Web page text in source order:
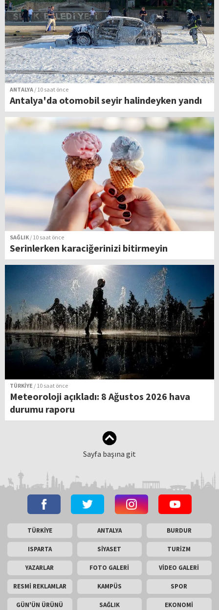
ANTALYA / 10 saat önce
Antalya'da otomobil seyir halindeyken yandı
SAĞLIK/ 10 saat önce
Serinlerken karaciğerinizi bitirmeyin
TÜRKİYE / 10 saat önce
Meteoroloji açıkladı: 8 Ağustos 2026 hava
durumu raporu
Sayfa başına git
TÜRKİYE ANTALYA BURDUR
ISPARTA SİYASET TURİZM
YAZARLAR FOTO GALERİ VİDEO GALERİ
RESMİ REKLAMLAR KAMPÜS SPOR
GÜN'ÜN ÜRÜNÜ SAĞLIK EKONOMİ